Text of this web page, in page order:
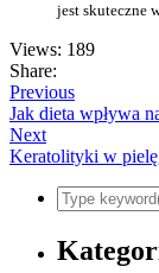
jest skuteczne
Views: 189
Share:
Previous
Jak dieta wpływa
Next
Keratolityki w